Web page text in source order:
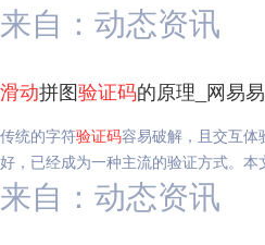
来自：动态资讯
滑动拼图验证码的原理_网易
传统的字符验证码容易破解，且交互体
好，已经成为一种主流的验证方式。本
来自：动态资讯